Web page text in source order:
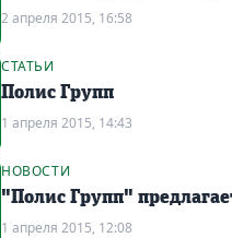
2 апреля 2015, 16:58
СТАТЬИ
Полис Групп
1 апреля 2015, 14:43
НОВОСТИ
"Полис Групп"
1 апреля 2015, 12:08